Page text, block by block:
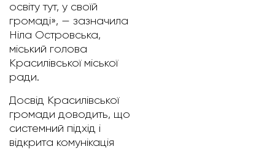
освіту тут, у своїй
громаді», — зазначила
Ніла Островська,
міський голова
Красилівської міської
ради.
Досвід Красилівської
громади доводить, що
системний підхід і
відкрита комунікація